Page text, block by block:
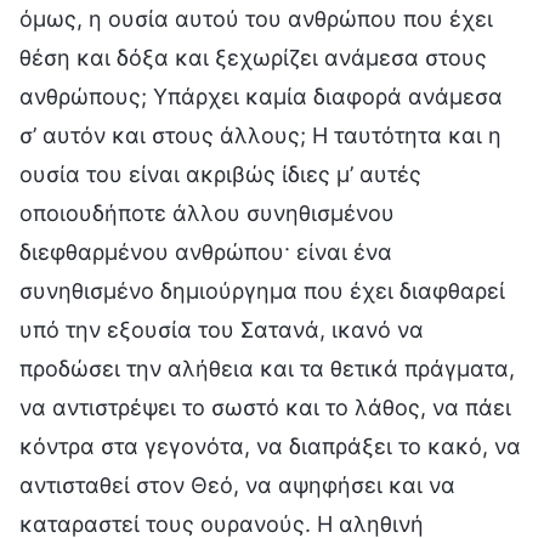
όμως, η ουσία αυτού του ανθρώπου που έχει
θέση και δόξα και ξεχωρίζει ανάμεσα στους
ανθρώπους; Υπάρχει καμία διαφορά ανάμεσα
σ’ αυτόν και στους άλλους; Η ταυτότητα και η
ουσία του είναι ακριβώς ίδιες μ’ αυτές
οποιουδήποτε άλλου συνηθισμένου
διεφθαρμένου ανθρώπου· είναι ένα
συνηθισμένο δημιούργημα που έχει διαφθαρεί
υπό την εξουσία του Σατανά, ικανό να
προδώσει την αλήθεια και τα θετικά πράγματα,
να αντιστρέψει το σωστό και το λάθος, να πάει
κόντρα στα γεγονότα, να διαπράξει το κακό, να
αντισταθεί στον Θεό, να αψηφήσει και να
καταραστεί τους ουρανούς. Η αληθινή